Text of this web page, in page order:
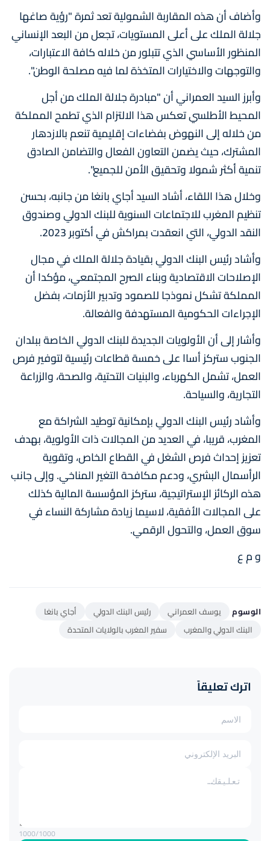
وأضاف أن هذه المقاربة الشمولية تعد ثمرة "رؤية صاغها
جلالة الملك على أعلى المستويات، تجعل من البعد الإنساني
المنظور الأساسي الذي تتبلور من خلاله كافة الاعتبارات،
والتوجهات والاختيارات المتخذة لما فيه مصلحة الوطن".
وأبرز السيد العمراني أن "مبادرة جلالة الملك من أجل
المحيط الأطلسي تعكس هذا الالتزام الذي تطمح المملكة
من خلاله إلى النهوض بفضاءات إقليمية تنعم بالازدهار
المشترك، حيث يضمن التعاون الفعال والتضامن الصادق
تنمية أكثر شمولا وتحقيق الأمن للجميع".
وخلال هذا اللقاء، أشاد السيد أجاي بانغا من جانبه، بحسن
تنظيم المغرب للاجتماعات السنوية للبنك الدولي وصندوق
النقد الدولي، التي انعقدت بمراكش في أكتوبر 2023.
وأشاد رئيس البنك الدولي بقيادة جلالة الملك في مجال
الإصلاحات الاقتصادية وبناء الصرح المجتمعي، مؤكدا أن
المملكة تشكل نموذجا للصمود وتدبير الأزمات، بفضل
الإجراءات الحكومية المستهدفة والفعالة.
وأشار إلى أن الأولويات الجديدة للبنك الدولي الخاصة ببلدان
الجنوب ستركز أساا على خمسة قطاعات رئيسية لتوفير فرص
العمل، تشمل الكهرباء، والبنيات التحتية، والصحة، والزراعة
التجارية، والسياحة.
وأشاد رئيس البنك الدولي بإمكانية توطيد الشراكة مع
المغرب، قريبا، في العديد من المجالات ذات الأولوية، بهدف
تعزيز إحداث فرص الشغل في القطاع الخاص، وتقوية
الرأسمال البشري، ودعم مكافحة التغير المناخي. وإلى جانب
هذه الركائز الإستراتيجية، ستركز المؤسسة المالية كذلك
على المجالات الأفقية، لاسيما زيادة مشاركة النساء في
سوق العمل، والتحول الرقمي.
و م ع
الوسوم يوسف العمراني رئيس البنك الدولي
أجاي بانغا
البنك الدولي والمغرب
سفير المغرب بالولايات المتحدة
اترك تعليقاً
1000/1000